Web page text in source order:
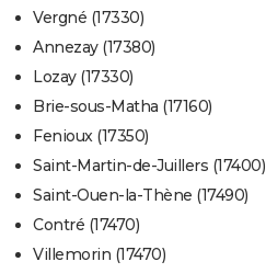
Vergné (17330)
Annezay (17380)
Lozay (17330)
Brie-sous-Matha (17160)
Fenioux (17350)
Saint-Martin-de-Juillers (17400)
Saint-Ouen-la-Thène (17490)
Contré (17470)
Villemorin (17470)